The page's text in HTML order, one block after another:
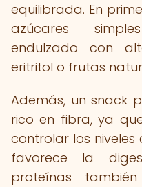
equilibrada. En
azúcares
endulzado con
eritritol o frutas
Además, un snack
rico en fibra, ya
controlar los
favorece la
proteínas